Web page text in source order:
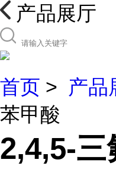
产品展厅
首页 > 产品
苯甲酸
2,4,5-